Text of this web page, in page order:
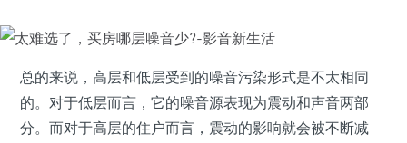
总的来说，高层和低层受到的噪音污染形式是不太相同
的。对于低层而言，它的噪音源表现为震动和声音两部
分。而对于高层的住户而言，震动的影响就会被不断减